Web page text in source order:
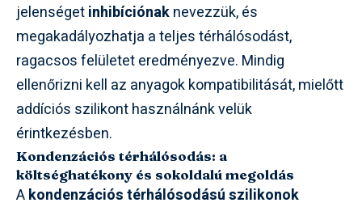
jelenségetinhibíciónaknevezzük, és
megakadályozhatja a teljes térhálósodást,
ragacsos felületet eredményezve. Mindig
ellenőrizni kell az anyagok kompatibilitását, mielőtt
addíciós szilikont használnánk velük
érintkezésben.
Kondenzációs térhálósodás: a
költséghatékony és sokoldalú megoldás
Akondenzációs térhálósodású szilikonok